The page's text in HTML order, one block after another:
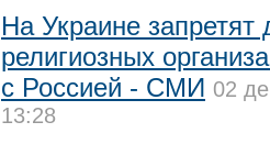
На Украине запретят
религиозных
с Россией - СМИ 02
13:28